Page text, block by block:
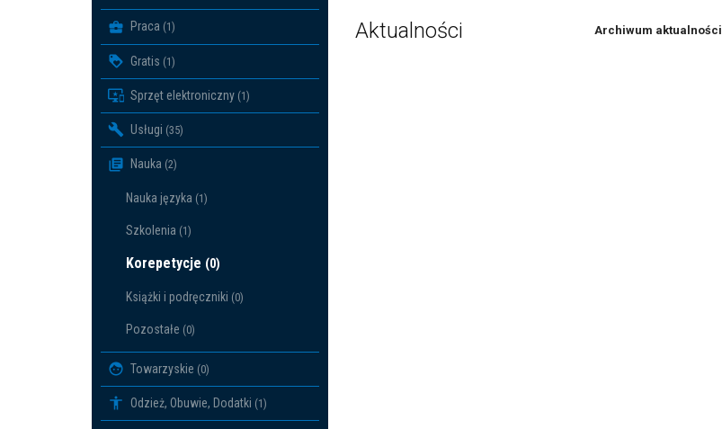
Praca (1)
Gratis (1)
Sprzęt elektroniczny (1)
Usługi (35)
Nauka (2)
Nauka języka (1)
Szkolenia (1)
Korepetycje (0)
Książki i podręczniki (0)
Pozostałe (0)
Towarzyskie (0)
Odzież, Obuwie, Dodatki (1)
Aktualności Archiwum aktualności